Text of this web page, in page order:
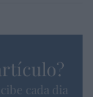
cada dia